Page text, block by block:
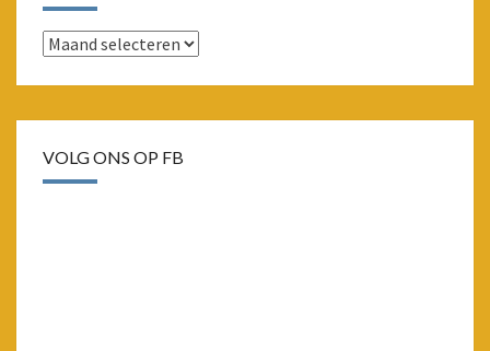
Archieven
VOLG ONS OP FB